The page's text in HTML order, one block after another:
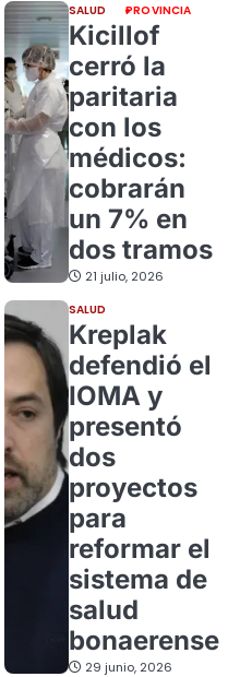
SALUD PROVINCIA
Kicillof
cerró la
paritaria
con los
médicos:
cobrarán
un 7% en
dos tramos
21 julio, 2026
SALUD
Kreplak
defendió el
IOMA y
presentó
dos
proyectos
para
reformar el
sistema de
salud
bonaerense
29 junio, 2026